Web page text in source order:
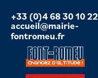
+33 (0)4 68 30 10 22
accueil@mairie-
fontromeu.fr